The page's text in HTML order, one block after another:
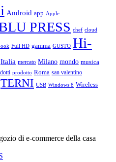
Android app Apple
PRESS chef cloud
Full HD gamma GUSTO Hi-
Italia mercato Milano mondo musica
prodotto Roma san valentino
TERNI USB Windows 8 Wireless
di e-commerce della casa